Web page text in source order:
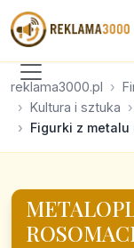
reklama3000.pl
Kultura i sztuka
Figurki z